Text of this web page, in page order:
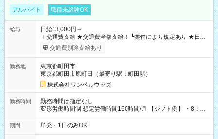
アルバイト 職種未経験OK
給与
日給13,000円～
＋交通費支給 ★交通費全額支給！ ┗案件により規定あり ★日払
いOK！（規定あり） ┗働いたその日に現金GET♪ お仕事後はコ
ンビニATMから 日払い分を引き落とせます！ 【試用期間】試
交通費別途支給あり
勤務地
東京都町田市
東京都町田市原町田（最寄り駅：町田駅）
株式会社ワンベルウッズ
勤務時間
勤務時間は指定なし
変形労働時間制 想定労働時間160時間/月 【シフト例】 ・8：00
～21：00
期間 単発・1日のみOK